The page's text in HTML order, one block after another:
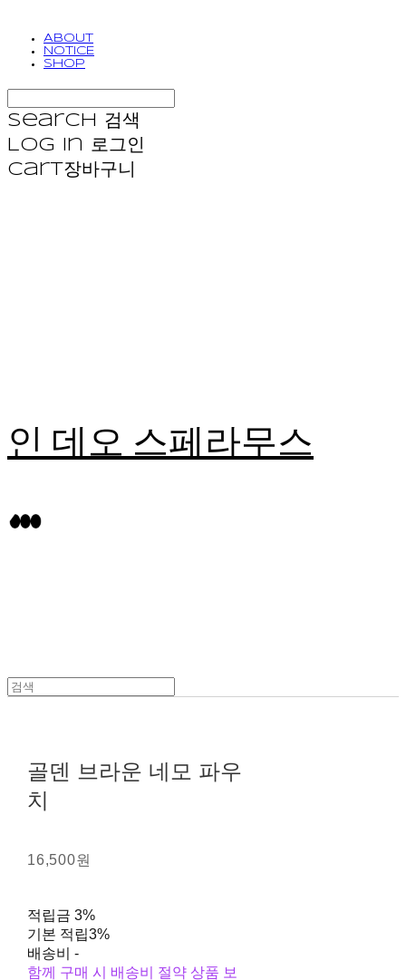
ABOUT
NOTICE
SHOP
Search
검색
Log In 로그인
Cart장바구니
인 데오 스페라무스
골덴 브라운 네모 파우
치
16,500원
적립금 3%
기본 적립3%
배송비 -
함께 구매 시 배송비 절약 상품 보